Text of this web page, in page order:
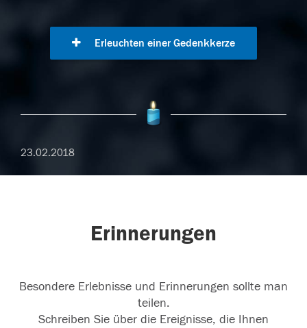
Erleuchten einer Gedenkkerze
23.02.2018
Erinnerungen
Besondere Erlebnisse und Erinnerungen sollte man
teilen.
Schreiben Sie über die Ereignisse, die Ihnen